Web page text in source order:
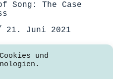
und
Song: The Case
21. Juni 2021
an
that
communicate